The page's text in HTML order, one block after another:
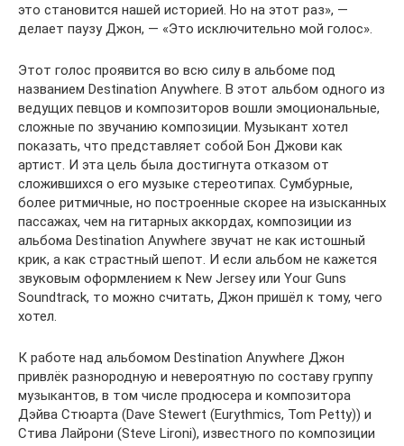
это становится нашей историей. Но на этот раз», —
делает паузу Джон, — «Это исключительно мой голос».
Этот голос проявится во всю силу в альбоме под
названием Destination Anywhere. В этот альбом одного из
ведущих певцов и композиторов вошли эмоциональные,
сложные по звучанию композиции. Музыкант хотел
показать, что представляет собой Бон Джови как
артист. И эта цель была достигнута отказом от
сложившихся о его музыке стереотипах. Сумбурные,
более ритмичные, но построенные скорее на изысканных
пассажах, чем на гитарных аккордах, композиции из
альбома Destination Anywhere звучат не как истошный
крик, а как страстный шепот. И если альбом не кажется
звуковым оформлением к New Jersey или Your Guns
Soundtrack, то можно считать, Джон пришёл к тому, чего
хотел.
К работе над альбомом Destination Anywhere Джон
привлёк разнородную и невероятную по составу группу
музыкантов, в том числе продюсера и композитора
Дэйва Стюарта (Dave Stewert (Eurythmics, Tom Petty)) и
Стива Лайрони (Steve Lironi), известного по композиции